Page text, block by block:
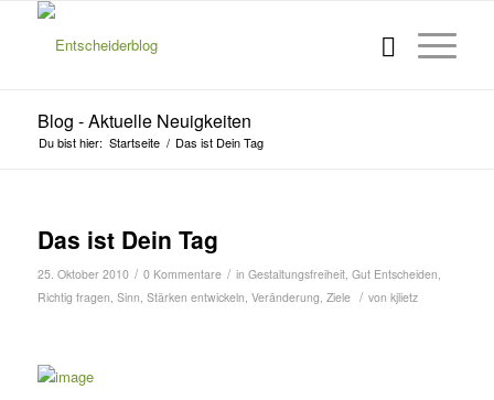
Blog - Aktuelle Neuigkeiten
Du bist hier: Startseite / Das ist Dein Tag
Das ist Dein Tag
25. Oktober 2010 / 0 Kommentare / in Gestaltungsfreiheit, Gut Entscheiden,
Richtig fragen, Sinn, Stärken entwickeln, Veränderung, Ziele / von kjlietz